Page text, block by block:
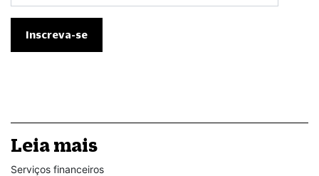
Leia mais
Serviços financeiros